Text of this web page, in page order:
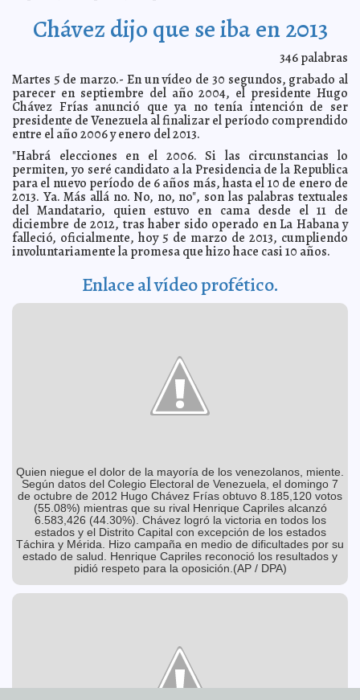
2013-03-07 07:30:37 Presentan programa de garantía de 15 mmdp a la
construcción de vivienda A7
Confirman que la octava temporada de 'Dexter' será la
2013-03-07 06:13:47 Cayó 'El Robot', asesino del velador de la García
Ginerés A7
2013-03-07 06:11:12 Combatirán altos índices de analfabetismo Mari Tere
Menéndez Monforte
2013-03-07 06:09:48 Jovencita huyó a Tapachula porque se molestó con su
mamá Mari Tere Menéndez Monforte
2013-03-07 06:07:59 'Xuxín dice no al delito', teatro guiñol para niños mayas
Mari Tere Menéndez Monforte
2013-03-07 06:06:33 Empresarias reconocerán logros de la Fiscal yucateca
A7
2013-03-07 06:04:54 Primo Reyes promete atención de calidad en el
Psiquiátrico A7
Apoyan a más de 600 artesanos yucatecos
Menéndez Monforte
2013-03-07 06:01:56 Alan Cabrera y Zoila Cardozo tienen palabra
Restaurarán murales de Castro Pacheco, esencia de la
Mari Tere Menéndez Monforte
Empieza programa municipal 'Si Comes Bien, Te
Patrimonial Mari Tere Menéndez Monforte
2013-03-06 20:43:57 Motivados más de 5,000 jóvenes en la Expo Alternativa
2013 A7
2013-03-06 20:13:20 Impunidad para nadie, ni para el Presidente: diputada
Cinthya ValladaresA7
2013-03-06 12:49:13 Eva Gonda y la ex 'Reina de la Corona', las dos
mexicanas en Forbes A7
2013-03-06 11:11:21 Invento transforma aceite usado en jabón
biodegradable A7
Marihuana, útil contra el cáncer y el alzhéimer
Venden 'pie izquierdo' de Messi en 66 mdp
Chávez dijo que se iba en 2013
346palabras
Martes 5 de marzo.- En un vídeo de 30 segundos, grabado al
parecer en septiembre del año 2004, el presidente Hugo
Chávez Frías anunció que ya no tenía intención de ser
presidente de Venezuela al finalizar el período comprendido
entre el año 2006 y enero del 2013.
"Habrá elecciones en el 2006. Si las circunstancias lo
permiten, yo seré candidato a la Presidencia de la Republica
para el nuevo período de 6 años más, hasta el 10 de enero de
2013. Ya. Más allá no. No, no, no", son las palabras textuales
del Mandatario, quien estuvo en cama desde el 11 de
diciembre de 2012, tras haber sido operado en La Habana y
falleció, oficialmente, hoy 5 de marzo de 2013, cumpliendo
involuntariamente la promesa que hizo hace casi 10 años.
Enlace al vídeo profético.
Quien niegue el dolor de la mayoría de los venezolanos, miente.
Según datos del Colegio Electoral de Venezuela, el domingo 7
de octubre de 2012 Hugo Chávez Frías obtuvo 8.185,120 votos
(55.08%) mientras que su rival Henrique Capriles alcanzó
6.583,426 (44.30%). Chávez logró la victoria en todos los
estados y el Distrito Capital con excepción de los estados
Táchira y Mérida. Hizo campaña en medio de dificultades por su
estado de salud. Henrique Capriles reconoció los resultados y
pidió respeto para la oposición.(AP / DPA)